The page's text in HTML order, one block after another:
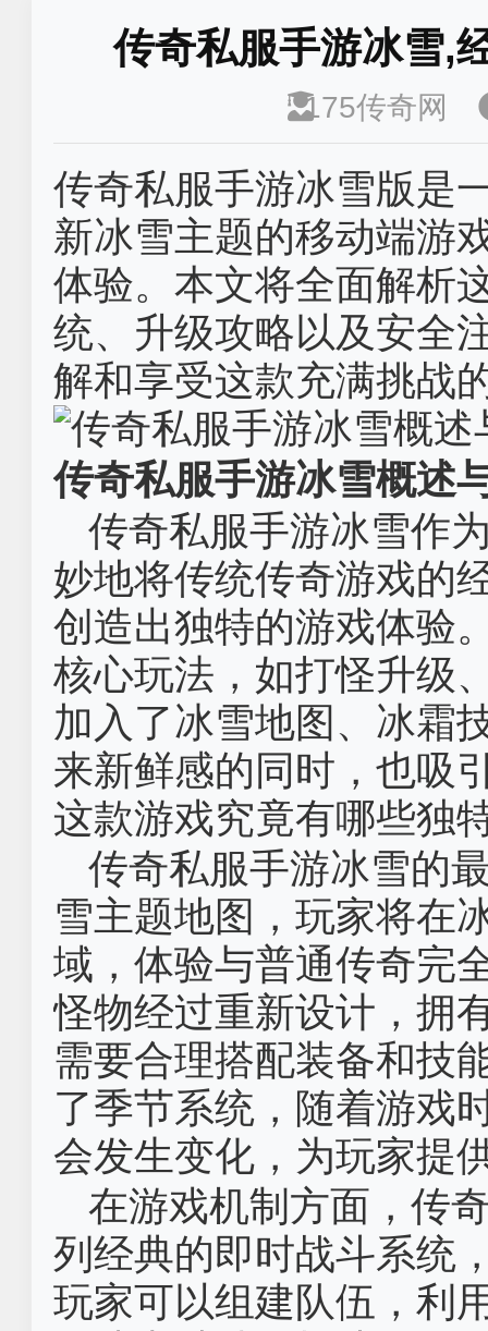
传奇私服手游冰雪,
175传奇网
传奇私服手游冰雪版是
新冰雪主题的移动端游
体验。本文将全面解析
统、升级攻略以及安全
解和享受这款充满挑战
传奇私服手游冰雪概述
传奇私服手游冰雪作
妙地将传统传奇游戏的
创造出独特的游戏体验
核心玩法，如打怪升级
加入了冰雪地图、冰霜
来新鲜感的同时，也吸
这款游戏究竟有哪些独
传奇私服手游冰雪的
雪主题地图，玩家将在
域，体验与普通传奇完
怪物经过重新设计，拥
需要合理搭配装备和技
了季节系统，随着游戏
会发生变化，为玩家提
在游戏机制方面，传
列经典的即时战斗系统
玩家可以组建队伍，利